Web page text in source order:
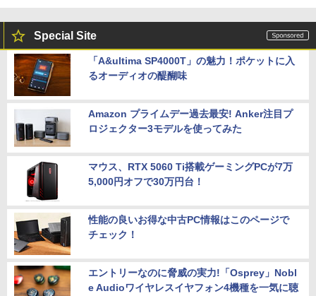
Special Site
「A&ultima SP4000T」の魅力！ポケットに入
るオーディオの醍醐味
Amazon プライムデー過去最安! Anker注目プ
ロジェクター3モデルを使ってみた
マウス、RTX 5060 Ti搭載ゲーミングPCが7万
5,000円オフで30万円台！
性能の良いお得な中古PC情報はこのページで
チェック！
エントリーなのに脅威の実力!「Osprey」Nobl
e Audioワイヤレスイヤフォン4機種を一気に聴